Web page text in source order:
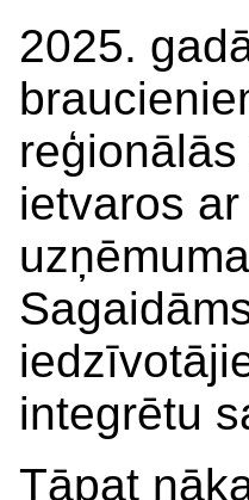
2025.
ietvaros
integrētu
Tāpat